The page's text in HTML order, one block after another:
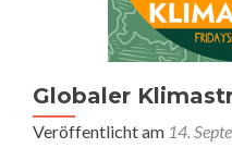
Globaler
Veröffentlicht am 14.